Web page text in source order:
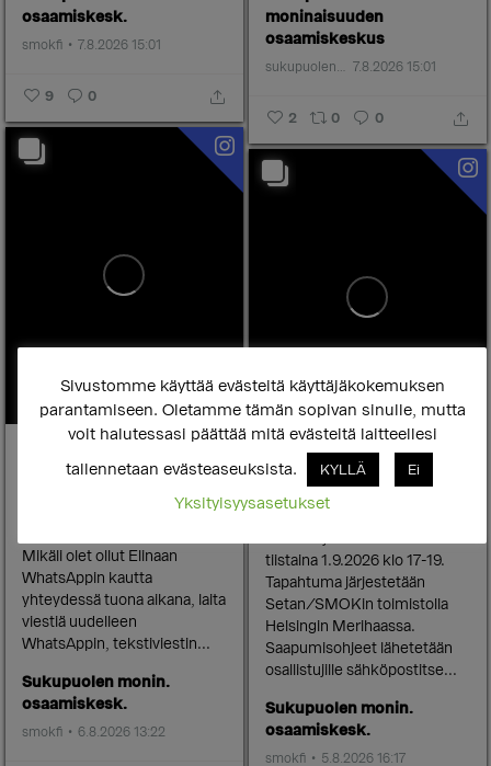
osaamiskesk.
smokfi 7.8.2026 15:01
9 0
moninaisuuden
osaamiskeskus
7.8.2026 15:01
2 0 0
22.6.-3.8.2026 lähetetyt
WhatsApp-viestit eivät ole
Mikäli olet ollut Elinaan
WhatsAppin kautta
yhteydessä tuona aikana, laita
viestiä uudelleen
WhatsAppin, tekstiviestin...
Sukupuolen monin.
osaamiskesk.
smokfi 6.8.2026 13:22
Sukupuolen moninaisuuden
osaamiskeskus (SMOK)
tiistaina 1.9.2026 klo 17-19.
Tapahtuma järjestetään
Setan/SMOKin toimistolla
Helsingin Merihaassa.
Saapumisohjeet lähetetään
osallistujille sähköpostitse...
Sukupuolen monin.
osaamiskesk.
smokfi 5.8.2026 16:17
Sivustomme käyttää evästeitä käyttäjäkokemuksen
parantamiseen. Oletamme tämän sopivan sinulle, mutta
voit halutessasi päättää mitä evästeitä laitteellesi
tallennetaan evästeaseuksista. KYLLÄ Ei
Yksityisyysasetukset